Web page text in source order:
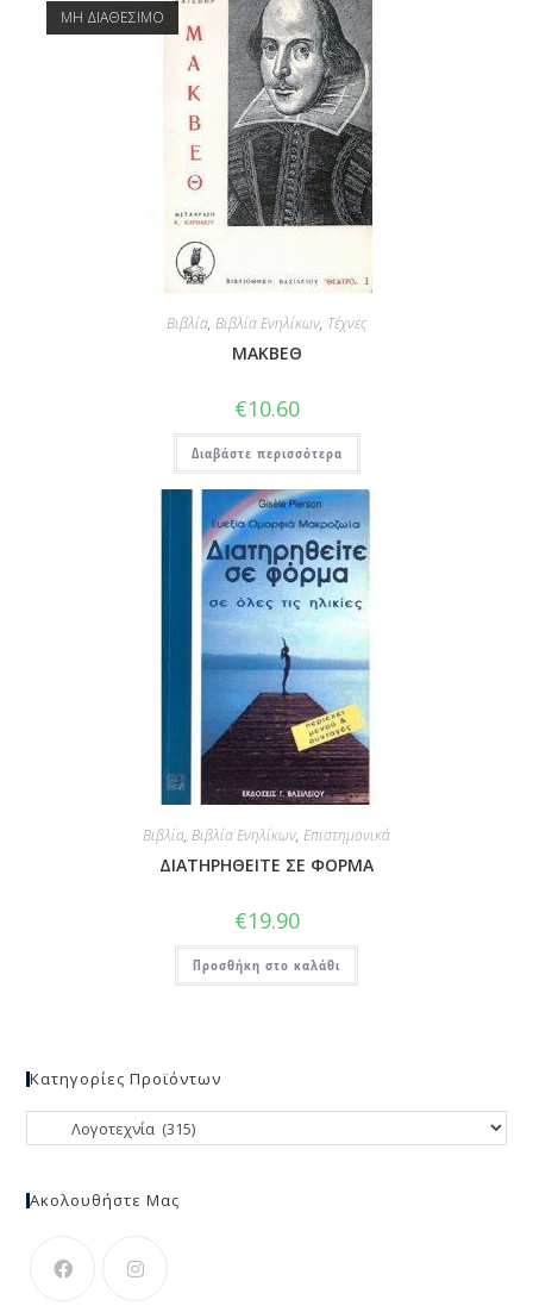
ΜΗ ΔΙΑΘΕΣΙΜΟ
Βιβλία, Βιβλία Ενηλίκων, Τέχνες
ΜΑΚΒΕΘ
€10.60
Διαβάστε περισσότερα
Βιβλία, Βιβλία Ενηλίκων, Επιστημονικά
ΔΙΑΤΗΡΗΘΕΙΤΕ ΣΕ ΦΟΡΜΑ
€19.90
Προσθήκη στο καλάθι
Κατηγορίες Προϊόντων
Ακολουθήστε Μας